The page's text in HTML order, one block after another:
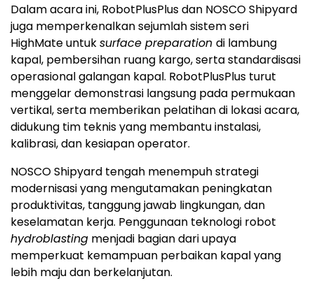
Dalam acara ini, RobotPlusPlus dan NOSCO Shipyard
juga memperkenalkan sejumlah sistem seri
HighMate untuksurface preparation di lambung
kapal, pembersihan ruang kargo, serta standardisasi
operasional galangan kapal. RobotPlusPlus turut
menggelar demonstrasi langsung pada permukaan
vertikal, serta memberikan pelatihan di lokasi acara,
didukung tim teknis yang membantu instalasi,
kalibrasi, dan kesiapan operator.
NOSCO Shipyard tengah menempuh strategi
modernisasi yang mengutamakan peningkatan
produktivitas, tanggung jawab lingkungan, dan
keselamatan kerja. Penggunaan teknologi robot
hydroblasting menjadi bagian dari upaya
memperkuat kemampuan perbaikan kapal yang
lebih maju dan berkelanjutan.